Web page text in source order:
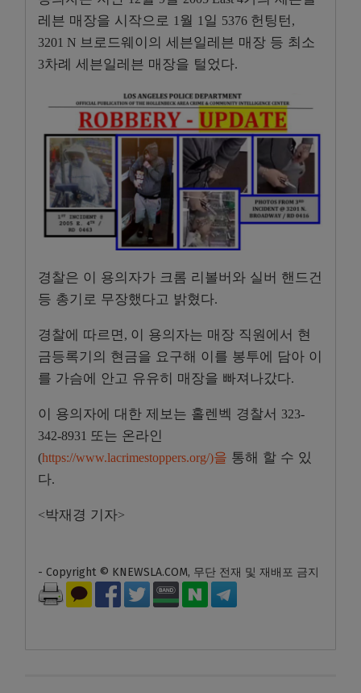
레븐 매장을 시작으로 1 월 1 일 5376 헌팅턴,
3201 N 브로드웨이의 세븐일레븐 매장 등 최소
3차례 세븐일레븐 매장을 털었다.
경찰은 이 용의자가 크롬 리볼버와 실버 핸드건
등 총기로 무장했다고 밝혔다.
경찰에 따르면, 이 용의자는 매장 직원에서 현
금등록기의 현금을 요구해 이를 봉투에 담아 이
를 가슴에 안고 유유히 매장을 빠져나갔다.
이 용의자에 대한 제보는 홀렌벡 경찰서 323-
342-8931 또는 온라인
(https://www.lacrimestoppers.org/)을 통해 할 수 있
다.
<박재경 기자>
- Copyright © KNEWSLA.COM, 무단 전재 및 재배포 금지